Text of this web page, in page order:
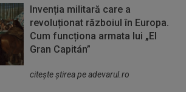
Invenția militară care a
revoluționat războiul în Europa.
Cum funcționa armata lui „El
Gran Capitán”
citeşte ştirea pe adevarul.ro